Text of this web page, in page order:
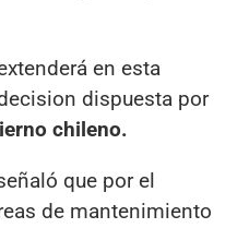
en esta
dispuesta por
chileno.
que por el
de mantenimiento